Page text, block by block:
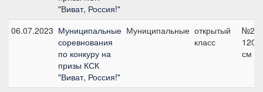
"Виват, Россия!"
06.07.2023 Муниципальные
соревнования
по конкуру на
призы КСК
"Виват, Россия!"
Муниципальные открытый
класс
№2,
120
см